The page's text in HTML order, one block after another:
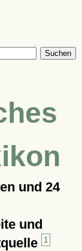
Suchen
und 24
und
1